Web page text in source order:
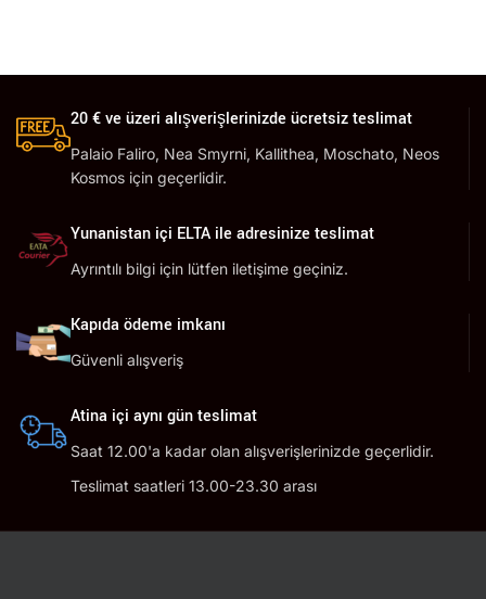
20 € ve üzeri alışverişlerinizde ücretsiz teslimat
Palaio Faliro, Nea Smyrni, Kallithea, Moschato, Neos
Kosmos için geçerlidir.
Yunanistan içi ELTA ile adresinize teslimat
Ayrıntılı bilgi için lütfen iletişime geçiniz.
Kapıda ödeme imkanı
Güvenli alışveriş
Atina içi aynı gün teslimat
Saat 12.00'a kadar olan alışverişlerinizde geçerlidir.
Teslimat saatleri 13.00-23.30 arası